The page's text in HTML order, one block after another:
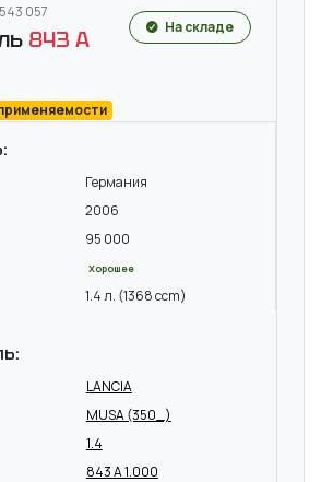
057
843 A
На складе
Германия
2006
95 000
Хорошее
1.4 л. (1368 ccm)
LANCIA
MUSA (350_)
1.4
843 A 1.000